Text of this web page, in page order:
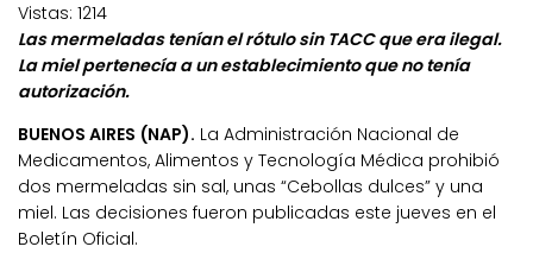
Vistas: 1214
Las mermeladas tenían el rótulo sin TACC que era ilegal.
La miel pertenecía a un establecimiento que no tenía
autorización.
BUENOS AIRES (NAP). La Administración Nacional de
Medicamentos, Alimentos y Tecnología Médica prohibió
dos mermeladas sin sal, unas “Cebollas dulces” y una
miel. Las decisiones fueron publicadas este jueves en el
Boletín Oficial.